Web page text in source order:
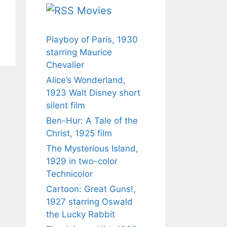
Movies
Playboy of Paris, 1930
starring Maurice
Chevalier
Alice’s Wonderland,
1923 Walt Disney short
silent film
Ben-Hur: A Tale of the
Christ, 1925 film
The Mysterious Island,
1929 in two-color
Technicolor
Cartoon: Great Guns!,
1927 starring Oswald
the Lucky Rabbit